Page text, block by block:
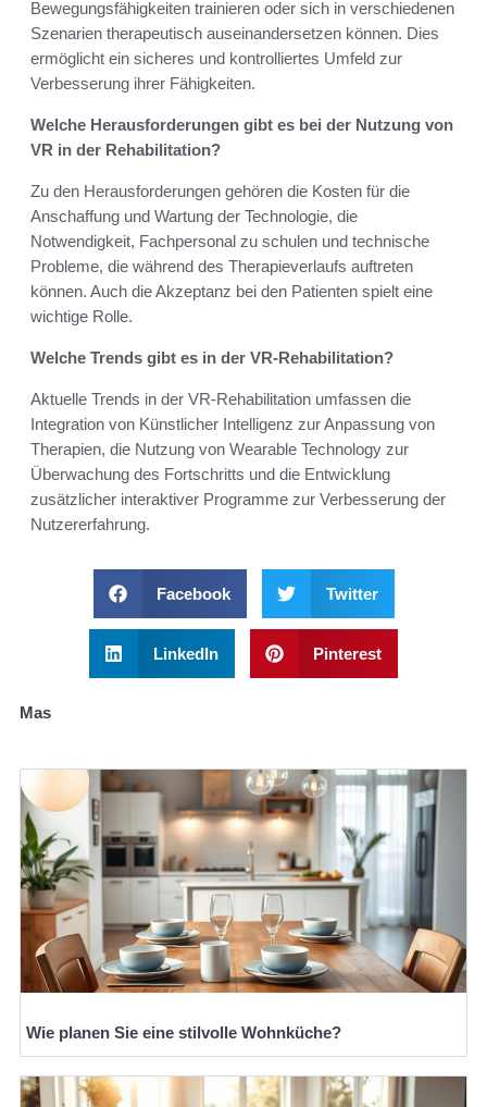
Bewegungsfähigkeiten trainieren oder sich in verschiedenen
Szenarien therapeutisch auseinandersetzen können. Dies
ermöglicht ein sicheres und kontrolliertes Umfeld zur
Verbesserung ihrer Fähigkeiten.
Welche Herausforderungen gibt es bei der Nutzung von
VR in der Rehabilitation?
Zu den Herausforderungen gehören die Kosten für die
Anschaffung und Wartung der Technologie, die
Notwendigkeit, Fachpersonal zu schulen und technische
Probleme, die während des Therapieverlaufs auftreten
können. Auch die Akzeptanz bei den Patienten spielt eine
wichtige Rolle.
Welche Trends gibt es in der VR-Rehabilitation?
Aktuelle Trends in der VR-Rehabilitation umfassen die
Integration von Künstlicher Intelligenz zur Anpassung von
Therapien, die Nutzung von Wearable Technology zur
Überwachung des Fortschritts und die Entwicklung
zusätzlicher interaktiver Programme zur Verbesserung der
Nutzererfahrung.
Facebook Twitter
LinkedIn Pinterest
Mas
Wie planen Sie eine stilvolle Wohnküche?